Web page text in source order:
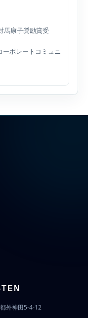
馬康子奨励賞受
ポレートコミュニ
外神田5-4-12